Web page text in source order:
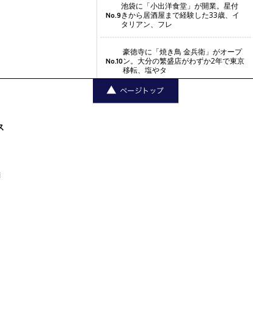
No.9
池袋に「小出洋食堂」が開業。星付
きから居酒屋まで経験した33歳、イ
タリアン、フレ
No.10
豪徳寺に「焼き鳥 金兵衛」がオープ
ン。大分の繁盛店がわずか2年で東京
移転、塩やタ